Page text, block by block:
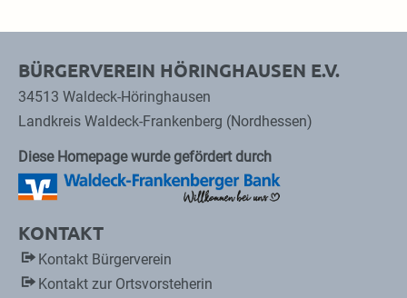
BÜRGERVEREIN HÖRINGHAUSEN E.V.
34513 Waldeck-Höringhausen
Landkreis Waldeck-Frankenberg (Nordhessen)
Diese Homepage wurde gefördert durch
KONTAKT
Kontakt Bürgerverein
Kontakt zur Ortsvorsteherin